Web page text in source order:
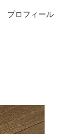
プロフィール